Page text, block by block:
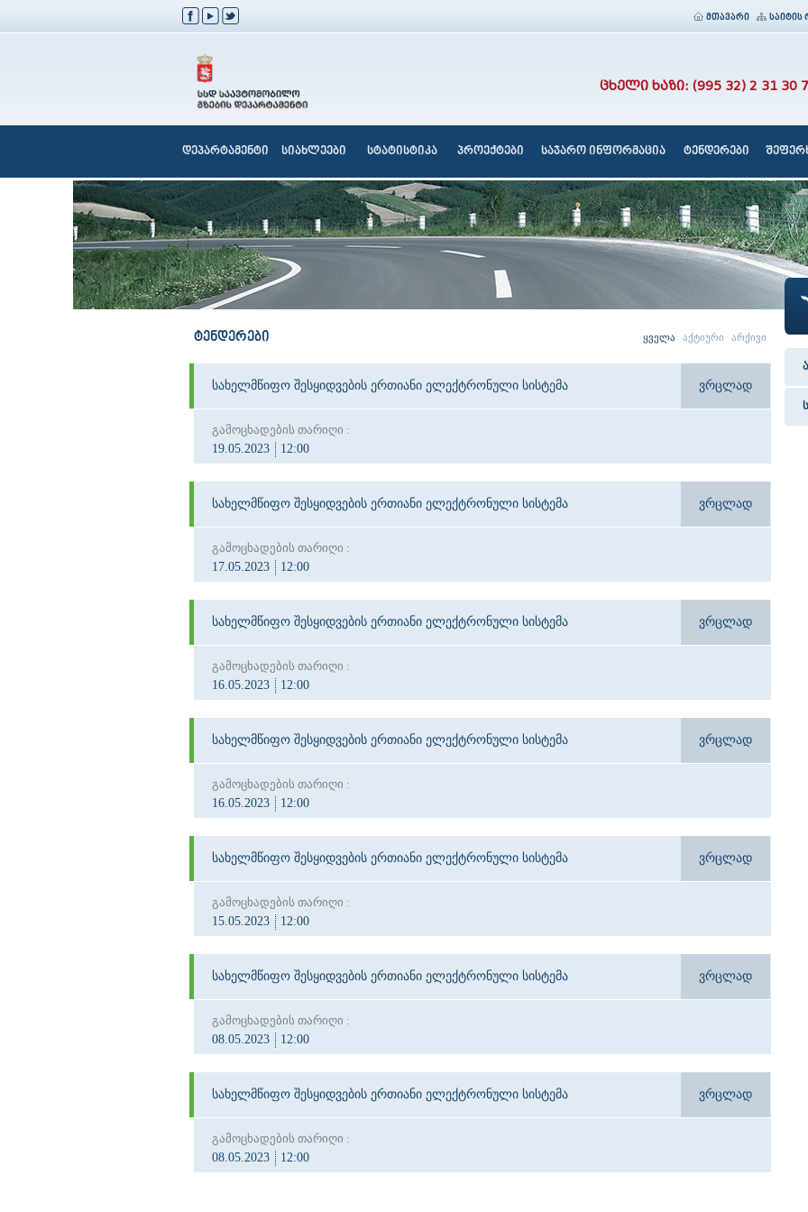
მთავარი საიტის
ცხელი ხაზი: (995 32) 2 31 30
დეპარტამენტი სიახლეები სტატისტიკა პროექტები საჯარო ინფორმაცია ტენდერები
ტენდერები ყველა აქტიური არქივი
სახელმწიფო შესყიდვების ერთიანი ელექტრონული სისტემა ვრცლად
გამოცხადების თარიღი :
19.05.2023
12:00
სახელმწიფო შესყიდვების ერთიანი ელექტრონული სისტემა ვრცლად
გამოცხადების თარიღი :
17.05.2023
12:00
სახელმწიფო შესყიდვების ერთიანი ელექტრონული სისტემა ვრცლად
გამოცხადების თარიღი :
16.05.2023
12:00
სახელმწიფო შესყიდვების ერთიანი ელექტრონული სისტემა ვრცლად
გამოცხადების თარიღი :
16.05.2023
12:00
სახელმწიფო შესყიდვების ერთიანი ელექტრონული სისტემა ვრცლად
გამოცხადების თარიღი :
15.05.2023
12:00
სახელმწიფო შესყიდვების ერთიანი ელექტრონული სისტემა ვრცლად
გამოცხადების თარიღი :
08.05.2023
12:00
სახელმწიფო შესყიდვების ერთიანი ელექტრონული სისტემა ვრცლად
გამოცხადების თარიღი :
08.05.2023
12:00